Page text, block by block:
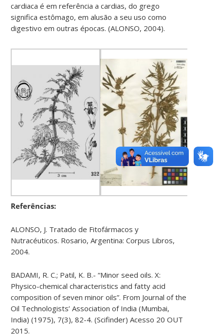
cardiaca é em referência a cardias, do grego
significa estômago, em alusão a seu uso como
digestivo em outras épocas. (ALONSO, 2004).
Referências:
ALONSO, J. Tratado de Fitofármacos y
Nutracéuticos. Rosario, Argentina: Corpus Libros,
2004.
BADAMI, R. C.; Patil, K. B.- “Minor seed oils. X:
Physico-​chemical characteristics and fatty acid
composition of seven minor oils”. From Journal of the
Oil Technologists’ Association of India (Mumbai,
India) (1975), 7(3), 82-4. (Scifinder) Acesso 20 OUT
2015.